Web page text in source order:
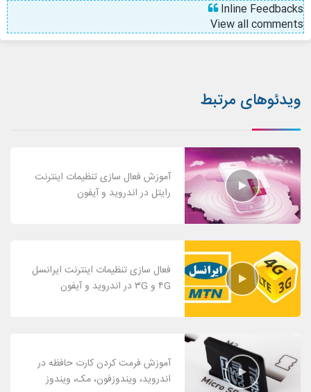
Inline Feedbacks
View all comments
ویدئوهای مرتبط
آموزش فعال سازی تنظیمات اینترنت
رایتل در اندروید و آیفون
فعال سازی تنظیمات اینترنت ایرانسل
۴G و ۳G در اندروید و آیفون
آموزش فرمت کردن کارت حافظه در
اندروید، ویندوزفون، مک، ویندوز